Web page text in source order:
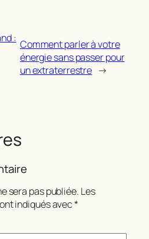
: Comment parler à votre
énergie sans passer pour
un extraterrestre →
sera pas publiée. Les
indiqués avec*